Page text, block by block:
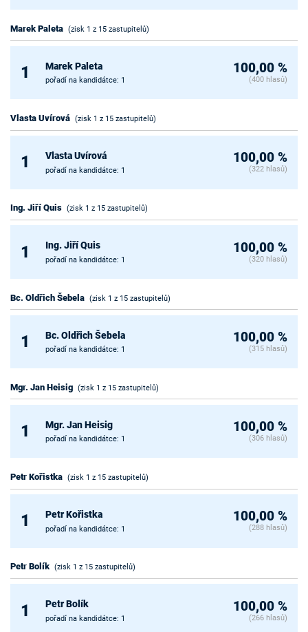
Marek Paleta (zisk 1 z 15 zastupitelů)
1 Marek Paleta
pořadí na kandidátce: 1
100,00 %
(400 hlasů)
Vlasta Uvírová (zisk 1 z 15 zastupitelů)
1 Vlasta Uvírová
pořadí na kandidátce: 1
100,00 %
(322 hlasů)
Ing. Jiří Quis (zisk 1 z 15 zastupitelů)
1 Ing. Jiří Quis
pořadí na kandidátce: 1
100,00 %
(320 hlasů)
Bc. Oldřich Šebela (zisk 1 z 15 zastupitelů)
1 Bc. Oldřich Šebela
pořadí na kandidátce: 1
100,00 %
(315 hlasů)
Mgr. Jan Heisig (zisk 1 z 15 zastupitelů)
1 Mgr. Jan Heisig
pořadí na kandidátce: 1
100,00 %
(306 hlasů)
Petr Kořistka (zisk 1 z 15 zastupitelů)
1 Petr Kořistka
pořadí na kandidátce: 1
100,00 %
(288 hlasů)
Petr Bolík (zisk 1 z 15 zastupitelů)
1 Petr Bolík
pořadí na kandidátce: 1
100,00 %
(266 hlasů)